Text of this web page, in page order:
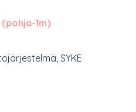
1m)
SYKE